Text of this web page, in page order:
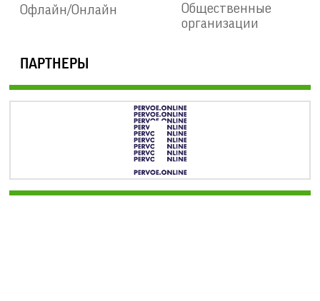
Офлайн/Онлайн
Общественные
организации
ПАРТНЕРЫ